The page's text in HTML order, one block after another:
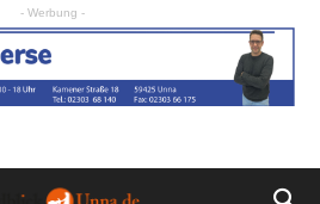
- Werbung -